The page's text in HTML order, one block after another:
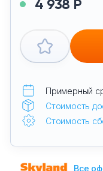
4 938 Р
Примерный
Стоимость
Стоимость
Все